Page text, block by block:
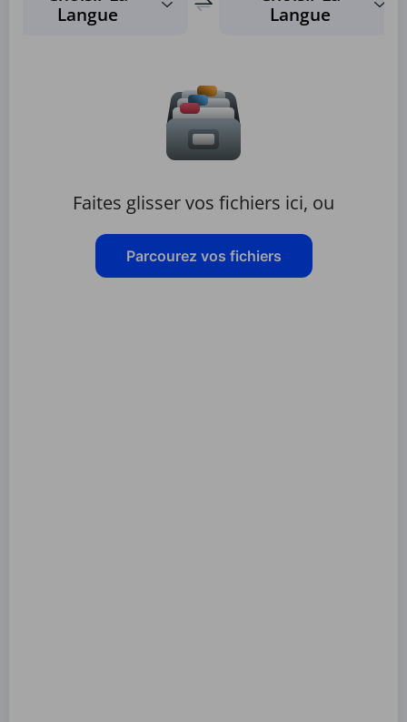
Langue
Langue
Faites glisser vos fichiers ici, ou
Parcourez vos fichiers